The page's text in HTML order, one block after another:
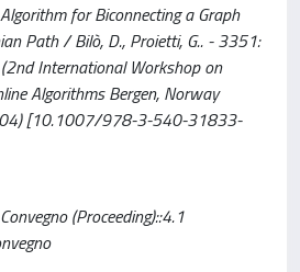
for Biconnecting a Graph
Path / Bilò, D., Proietti, G.. - 3351:
International Workshop on
Algorithms Bergen, Norway
[10.1007/978-3-540-31833-
(Proceeding)::4.1